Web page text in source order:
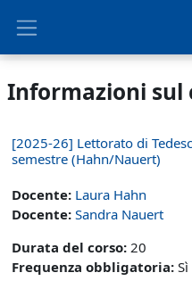
Informazioni sul
[2025-26] Lettorato di
semestre (Hahn/Nauert)
Docente: Laura Hahn
Docente: Sandra Nauert
Durata del corso: 20
Frequenza obbligatoria: Sì